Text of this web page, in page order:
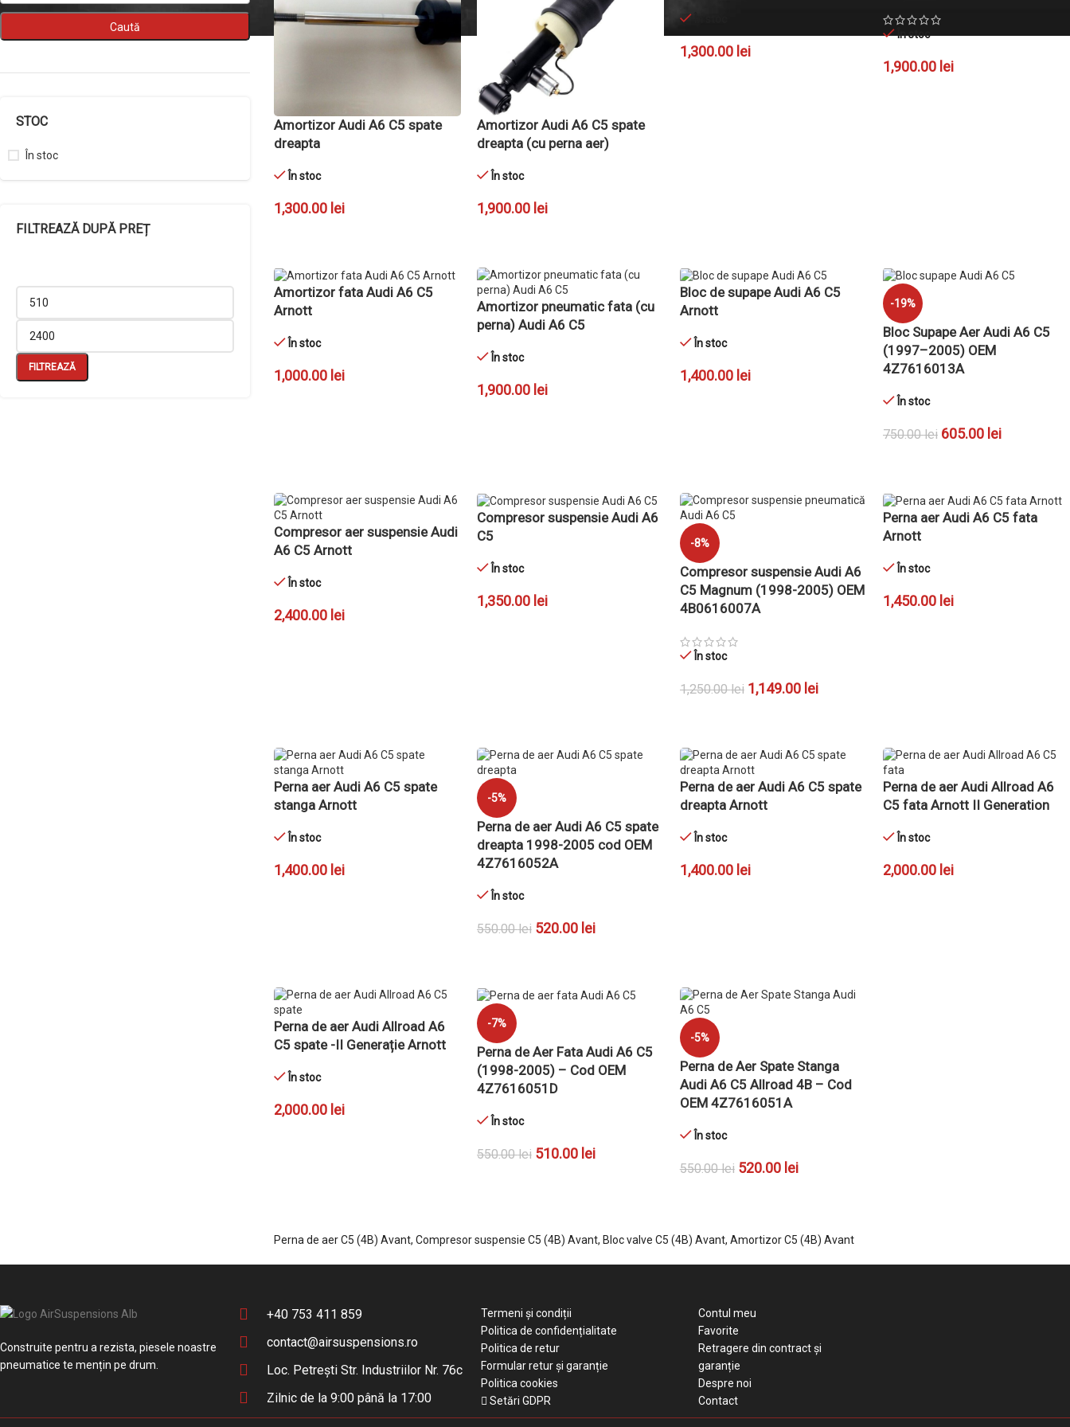
STOC
În stoc
FILTREAZĂ DUPĂ PREȚ
FILTREAZĂ
Amortizor Audi A6 C5 spate
dreapta
În stoc
1,300.00 lei
Amortizor Audi A6 C5 spate
dreapta (cu perna aer)
În stoc
1,900.00 lei
1,300.00 lei
În stoc
1,900.00 lei
Amortizor fata Audi A6 C5
Arnott
În stoc
1,000.00 lei
Amortizor pneumatic fata (cu
perna) Audi A6 C5
În stoc
1,900.00 lei
Bloc de supape Audi A6 C5
Arnott
În stoc
1,400.00 lei
-19%
Bloc Supape Aer Audi A6 C5
(1997–2005) OEM
4Z7616013A
În stoc
750.00lei 605.00 lei
Compresor aer suspensie Audi
A6 C5 Arnott
În stoc
2,400.00 lei
Compresor suspensie Audi A6
C5
În stoc
1,350.00 lei
-8%
Compresor suspensie Audi A6
C5 Magnum (1998-2005) OEM
4B0616007A
În stoc
1,250.00lei 1,149.00 lei
Perna aer Audi A6 C5 fata
Arnott
În stoc
1,450.00 lei
Perna aer Audi A6 C5 spate
stanga Arnott
În stoc
1,400.00 lei
-5%
Perna de aer Audi A6 C5 spate
dreapta 1998-2005 cod OEM
4Z7616052A
În stoc
550.00lei 520.00 lei
Perna de aer Audi A6 C5 spate
dreapta Arnott
În stoc
1,400.00 lei
Perna de aer Audi Allroad A6
C5 fata Arnott II Generation
În stoc
2,000.00 lei
Perna de aer Audi Allroad A6
C5 spate -II Generație Arnott
În stoc
2,000.00 lei
-7%
Perna de Aer Fata Audi A6 C5
(1998-2005) – Cod OEM
4Z7616051D
În stoc
550.00lei 510.00 lei
-5%
Perna de Aer Spate Stanga
Audi A6 C5 Allroad 4B – Cod
OEM 4Z7616051A
În stoc
550.00lei 520.00 lei
Perna de aer C5 (4B) Avant, Compresor suspensie C5 (4B) Avant, Bloc valve C5 (4B) Avant, Amortizor C5 (4B) Avant
Construite pentru a rezista, piesele noastre
pneumatice te mențin pe drum.
+40 753 411 859
contact@airsuspensions.ro
Loc. Petrești Str. Industriilor Nr. 76c
Zilnic de la 9:00 până la 17:00
Termeni și condiții
Politica de confidențialitate
Politica de retur
Formular retur și garanție
Politica cookies
Setări GDPR
Contul meu
Favorite
Retragere din contract și
garanție
Despre noi
Contact